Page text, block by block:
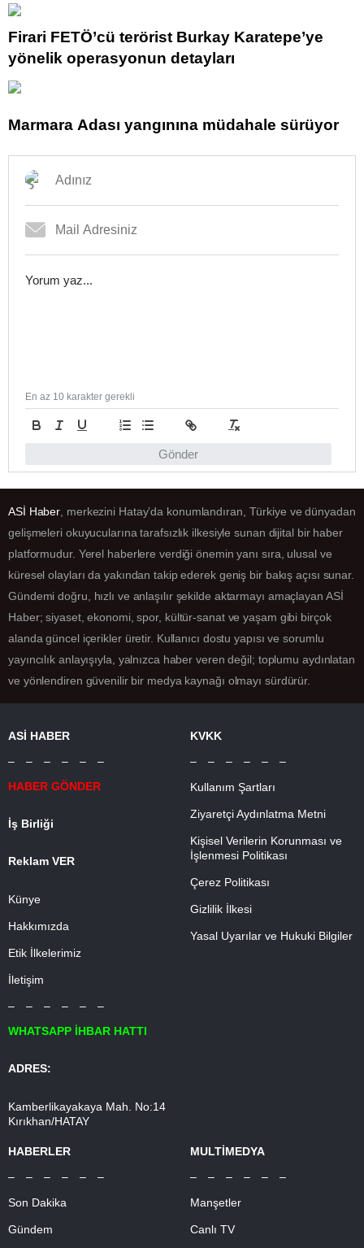
Firari FETÖ’cü terörist Burkay Karatepe’ye
yönelik operasyonun detayları
Marmara Adası yangınına müdahale sürüyor
Gönder
En az 10 karakter gerekli
ASİ Haber , merkezini Hatay’da konumlandıran, Türkiye ve dünyadan
gelişmeleri okuyucularına tarafsızlık ilkesiyle sunan dijital bir haber
platformudur. Yerel haberlere verdiği önemin yanı sıra, ulusal ve
küresel olayları da yakından takip ederek geniş bir bakış açısı sunar.
Gündemi doğru, hızlı ve anlaşılır şekilde aktarmayı amaçlayan ASİ
Haber; siyaset, ekonomi, spor, kültür-sanat ve yaşam gibi birçok
alanda güncel içerikler üretir. Kullanıcı dostu yapısı ve sorumlu
yayıncılık anlayışıyla, yalnızca haber veren değil; toplumu aydınlatan
ve yönlendiren güvenilir bir medya kaynağı olmayı sürdürür.
ASİ HABER
– – – – – –
HABER GÖNDER
İş Birliği
Reklam VER
Künye
Hakkımızda
Etik İlkelerimiz
İletişim
– – – – – –
WHATSAPP İHBAR HATTI
ADRES:
Kamberlikayakaya Mah. No:14
Kırıkhan/HATAY
KVKK
– – – – – –
Kullanım Şartları
Ziyaretçi Aydınlatma Metni
Kişisel Verilerin Korunması ve
İşlenmesi Politikası
Çerez Politikası
Gizlilik İlkesi
Yasal Uyarılar ve Hukuki Bilgiler
HABERLER
– – – – – –
Son Dakika
Gündem
MULTİMEDYA
– – – – – –
Manşetler
Canlı TV